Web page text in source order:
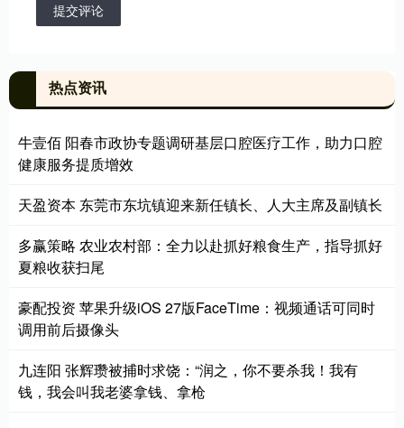
提交评论
热点资讯
牛壹佰 阳春市政协专题调研基层口腔医疗工作，助力口腔
健康服务提质增效
天盈资本 东莞市东坑镇迎来新任镇长、人大主席及副镇长
多赢策略 农业农村部：全力以赴抓好粮食生产，指导抓好
夏粮收获扫尾
豪配投资 苹果升级iOS 27版FaceTime：视频通话可同时
调用前后摄像头
九连阳 张辉瓒被捕时求饶：“润之，你不要杀我！我有
钱，我会叫我老婆拿钱、拿枪